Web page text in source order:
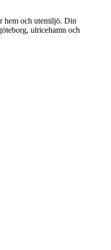
hem och utemiljö. Din
ulricehamn och